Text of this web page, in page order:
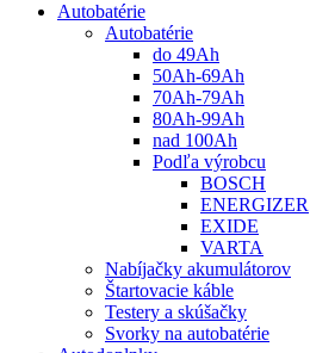
Autobatérie
Autobatérie
do 49Ah
50Ah-69Ah
70Ah-79Ah
80Ah-99Ah
nad 100Ah
Podľa výrobcu
BOSCH
ENERGIZER
EXIDE
VARTA
Nabíjačky akumulátorov
Štartovacie káble
Testery a skúšačky
Svorky na autobatérie